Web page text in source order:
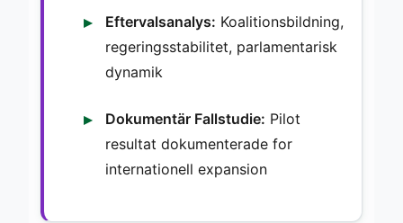
Eftervalsanalys: Koalitionsbildning,
regeringsstabilitet, parlamentarisk
dynamik
Dokumentär Fallstudie: Pilot
resultat dokumenterade for
internationell expansion